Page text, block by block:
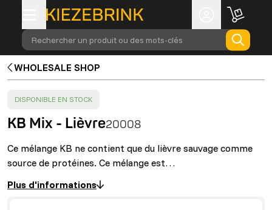
Rechercher un produit ou des mots-clés
WHOLESALE SHOP
SUCCESS:
DISPONIBLE EN STOCK
KB Mix - Lièvre20008
Ce mélange KB ne contient que du lièvre sauvage comme
source de protéines. Ce mélange est…
Plus d'informations